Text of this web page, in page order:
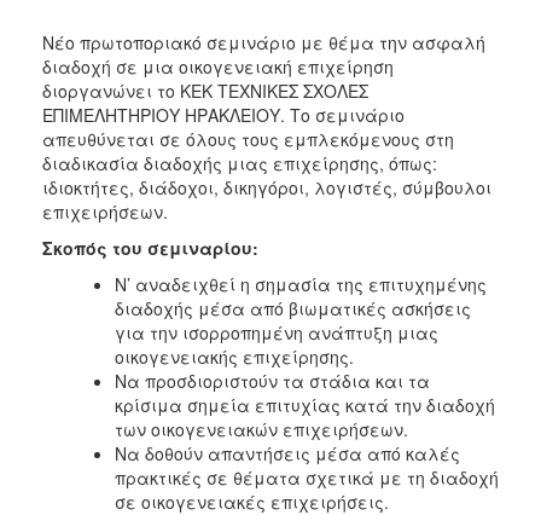
2012
2011
ΔΗΜΟΣ
ΠΟΛΙΤΙΣΜΟΣ
Νέο πρωτοποριακό σεμινάριο με θέμα την ασφαλή
διαδοχή σε μια οικογενειακή επιχείρηση
διοργανώνει το ΚΕΚ ΤΕΧΝΙΚΕΣ ΣΧΟΛΕΣ
ΕΠΙΜΕΛΗΤΗΡΙΟΥ ΗΡΑΚΛΕΙΟΥ. Το σεμινάριο
απευθύνεται σε όλους τους εμπλεκόμενους στη
διαδικασία διαδοχής μιας επιχείρησης, όπως:
ιδιοκτήτες, διάδοχοι, δικηγόροι, λογιστές, σύμβουλοι
επιχειρήσεων.
Σκοπός του σεμιναρίου:
Ν’ αναδειχθεί η σημασία της επιτυχημένης
διαδοχής μέσα από βιωματικές ασκήσεις
για την ισορροπημένη ανάπτυξη μιας
οικογενειακής επιχείρησης.
Να προσδιοριστούν τα στάδια και τα
κρίσιμα σημεία επιτυχίας κατά την διαδοχή
των οικογενειακών επιχειρήσεων.
Να δοθούν απαντήσεις μέσα από καλές
πρακτικές σε θέματα σχετικά με τη διαδοχή
σε οικογενειακές επιχειρήσεις.